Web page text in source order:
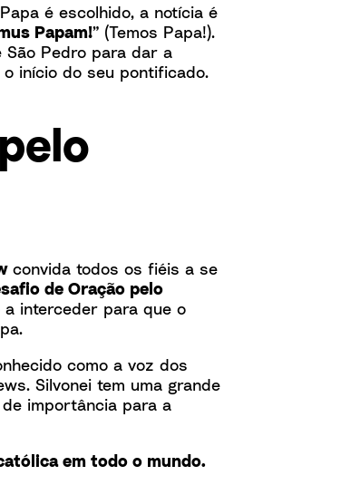
é escolhido, a notícia é
Papam!” (Temos Papa!).
São Pedro para dar a
início do seu pontificado.
convida todos os fiéis a se
de Oração pelo
interceder para que o
como a voz dos
Silvonei tem uma grande
importância para a
em todo o mundo.